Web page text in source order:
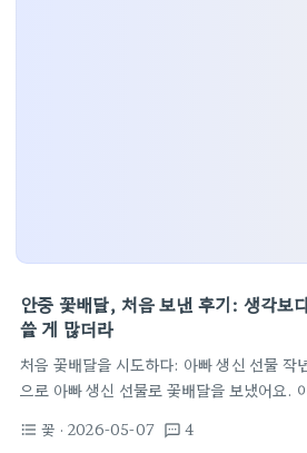
안중 꽃배달, 처음 보낸 후기: 생각보
쓸 게 많더라
처음 꽃배달을 시도하다: 아빠 생신 선물 작
으로 아빠 생신 선물로 꽃배달을 보냈어요.
접 꽃을 사시는 경우가 대부분이었죠. 그런데
format_list_bulleted 꽃 · 2026-05-07 textsms 4